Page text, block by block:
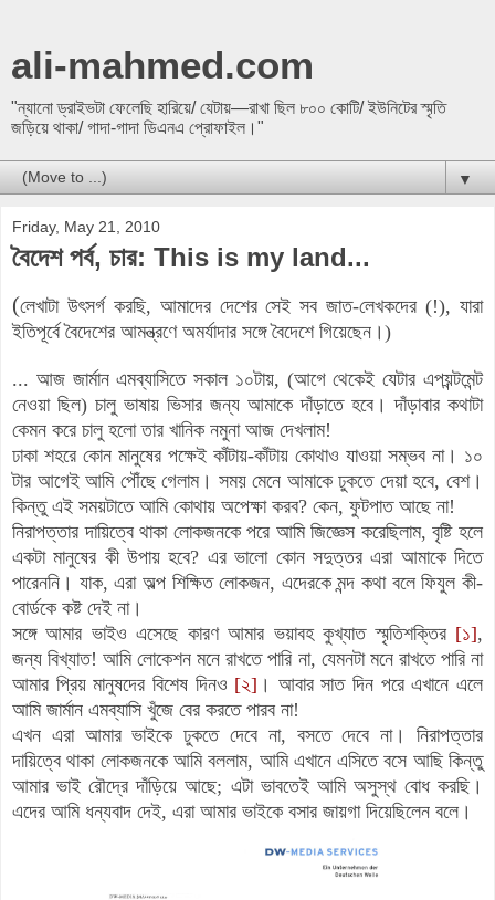
ali-mahmed.com
"ন্যানো ড্রাইভটা ফেলেছি হারিয়ে/ যেটায়—রাখা ছিল ৮০০ কোটি/ ইউনিটের স্মৃতি
জড়িয়ে থাকা/ গাদা-গাদা ডিএনএ প্রোফাইল।"
▼
Friday, May 21, 2010
বৈদেশ পর্ব, চার: This is my land...
(লেখাটা উৎসর্গ করছি, আমাদের দেশের সেই সব জাত-লেখকদের (!), যারা
ইতিপূর্বে বৈদেশের আমন্ত্রণে অমর্যাদার সঙ্গে বৈদেশে গিয়েছেন।)
... আজ জার্মান এমব্যাসিতে সকাল ১০টায়, (আগে থেকেই যেটার এপয়ন্টমেন্ট
নেওয়া ছিল) চালু ভাষায় ভিসার জন্য আমাকে দাঁড়াতে হবে। দাঁড়াবার কথাটা
কেমন করে চালু হলো তার খানিক নমুনা আজ দেখলাম!
ঢাকা শহরে কোন মানুষের পক্ষেই কাঁটায়-কাঁটায় কোথাও যাওয়া সম্ভব না। ১০
টার আগেই আমি পৌঁছে গেলাম। সময় মেনে আমাকে ঢুকতে দেয়া হবে, বেশ।
কিন্তু এই সময়টাতে আমি কোথায় অপেক্ষা করব? কেন, ফুটপাত আছে না!
নিরাপত্তার দায়িত্বে থাকা লোকজনকে পরে আমি জিজ্ঞেস করেছিলাম, বৃষ্টি হলে
একটা মানুষের কী উপায় হবে? এর ভালো কোন সদুত্তর এরা আমাকে দিতে
পারেননি। যাক, এরা অল্প শিক্ষিত লোকজন, এদেরকে মন্দ কথা বলে ফিযুল কী-
বোর্ডকে কষ্ট দেই না।
সঙ্গে আমার ভাইও এসেছে কারণ আমার ভয়াবহ কুখ্যাত স্মৃতিশক্তির [১],
জন্য বিখ্যাত! আমি লোকেশন মনে রাখতে পারি না, যেমনটা মনে রাখতে পারি না
আমার প্রিয় মানুষদের বিশেষ দিনও [২] । আবার সাত দিন পরে এখানে এলে
আমি জার্মান এমব্যাসি খুঁজে বের করতে পারব না!
এখন এরা আমার ভাইকে ঢুকতে দেবে না, বসতে দেবে না। নিরাপত্তার
দায়িত্বে থাকা লোকজনকে আমি বললাম, আমি এখানে এসিতে বসে আছি কিন্তু
আমার ভাই রৌদ্রে দাঁড়িয়ে আছে; এটা ভাবতেই আমি অসুস্থ বোধ করছি।
এদের আমি ধন্যবাদ দেই, এরা আমার ভাইকে বসার জায়গা দিয়েছিলেন বলে।